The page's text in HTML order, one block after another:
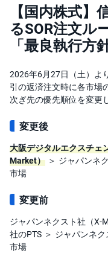
NISA
国
式
外
株
式
投
資
信
託
債
券
FX
【国内株式
るSOR注文ル
「最良執行方
2026年6月27日（土）よ
引の返済注文時に各市場
次ぎ先の優先順位を変更
変更後
大阪デジタルエクスチェ
Market） ＞ ジャパンネ
市場
変更前
ジャパンネクスト社（X-
社のPTS ＞ ジャパンネ
市場